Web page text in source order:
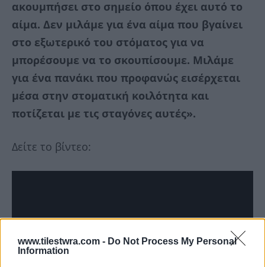
www.tilestwra.com - Do Not Process My Personal
Information
ακουμπήσει στο σημείο όπου έχει αυτό το
αίμα. Δεν μιλάμε για ένα αίμα που βγαίνει
στο εξωτερικό του στόματος για να
μπορέσουμε να το σκουπίσουμε. Μιλάμε
για ένα πανάκι που προφανώς εισέρχεται
μέσα στην στοματική κοιλότητα και
ποτίζεται με τις σταγόνες αυτές».
Δείτε το βίντεο: